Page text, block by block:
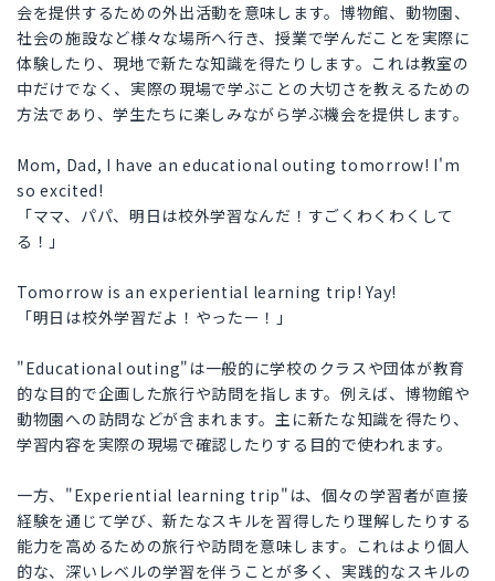
会を提供するための外出活動を意味します。博物館、動物園、
社会の施設など様々な場所へ行き、授業で学んだことを実際に
体験したり、現地で新たな知識を得たりします。これは教室の
中だけでなく、実際の現場で学ぶことの大切さを教えるための
方法であり、学生たちに楽しみながら学ぶ機会を提供します。
Mom, Dad, I have an educational outing tomorrow! I'm
so excited!
「ママ、パパ、明日は校外学習なんだ！すごくわくわくして
る！」
Tomorrow is an experiential learning trip! Yay!
「明日は校外学習だよ！やったー！」
"Educational outing"は一般的に学校のクラスや団体が教育
的な目的で企画した旅行や訪問を指します。例えば、博物館や
動物園への訪問などが含まれます。主に新たな知識を得たり、
学習内容を実際の現場で確認したりする目的で使われます。
一方、"Experiential learning trip"は、個々の学習者が直接
経験を通じて学び、新たなスキルを習得したり理解したりする
能力を高めるための旅行や訪問を意味します。これはより個人
的な、深いレベルの学習を伴うことが多く、実践的なスキルの